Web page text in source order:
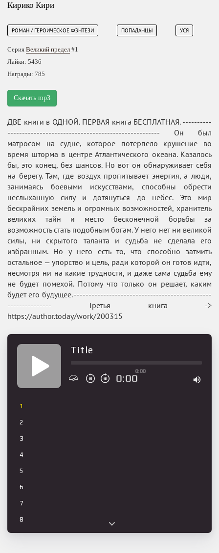
Кирико Кири
РОМАН / ГЕРОИЧЕСКОЕ ФЭНТЕЗИ ПОПАДАНЦЫ УСЯ
Серия Великий предел #1
Лайки: 5436
Награды: 785
Скачать mp3
ДВЕ книги в ОДНОЙ. ПЕРВАЯ книга БЕСПЛАТНАЯ. ----------
---------------------------------------------------- Он был
матросом на судне, которое потерпело крушение во
время шторма в центре Атлантического океана. Казалось
бы, это конец, без шансов. Но вот он обнаруживает себя
на берегу. Там, где воздух пропитывает энергия, а люди,
занимаясь боевыми искусствами, способны обрести
неслыханную силу и дотянуться до небес. Это мир
бескрайних земель и огромных возможностей, хранитель
великих тайн и место бесконечной борьбы за
возможность стать подобным богам. У него нет ни великой
силы, ни скрытого таланта и судьба не сделала его
избранным. Но у него есть то, что способно затмить
остальное — упорство и цель, ради которой он готов идти,
несмотря ни на какие трудности, и даже сама судьба ему
не будет помехой. Потому что только он решает, каким
будет его будущее. -----------------------------------------------
--------------- Третья книга ->
https://author.today/work/200315
Title
0:00
0:00
1
2
3
4
5
6
7
8